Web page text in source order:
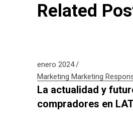
Related
enero 2024
Marketing Marketing
La actualidad y
compradores en